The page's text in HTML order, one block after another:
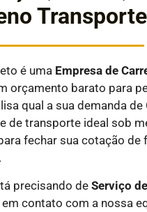
é uma Empresa de
orçamento barato para
qual a sua demanda
de transporte ideal sob
fechar sua cotação de
precisando deServiço
contato com a nossa